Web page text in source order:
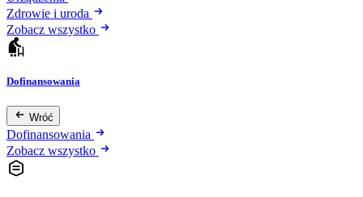
Zdrowie i uroda
Zobacz wszystko
Dofinansowania
Wróć
Dofinansowania
Zobacz wszystko